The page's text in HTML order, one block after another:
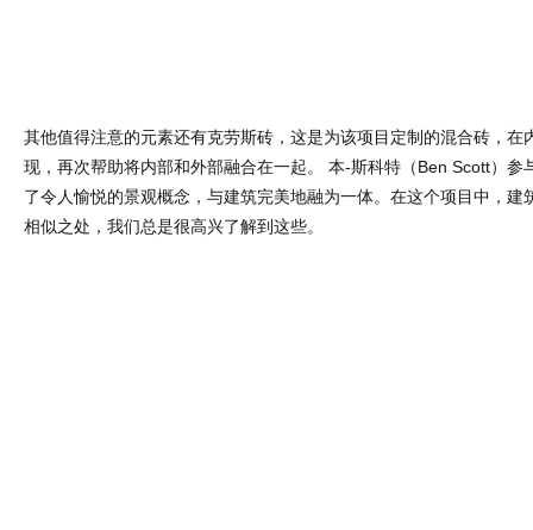
其他值得注意的元素还有克劳斯砖，这是为该项目定制的混合砖，在
现，再次帮助将内部和外部融合在一起。 本-斯科特（Ben Scott）参
了令人愉悦的景观概念，与建筑完美地融为一体。在这个项目中，建
相似之处，我们总是很高兴了解到这些。